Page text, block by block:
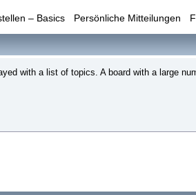
– Basics Persönliche Mitteilungen
with a list of topics. A board with a large